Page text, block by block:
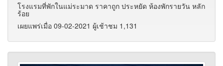
โรงแรมที่พักในแม่ระมาด ราคาถูก ประหยัด ห้องพักรายวัน หลัก
ร้อย
เผยแพร่เมื่อ 09-02-2021 ผู้เช้าชม 1,131